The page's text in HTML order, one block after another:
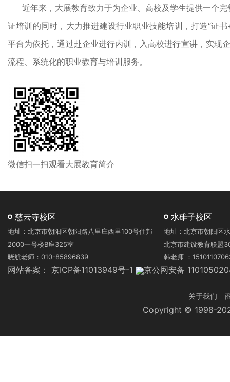
近年来，大展教育致力于为企业、高校及学生提供一个
证培训的同时，大力推进建设行业职业技能培训，打造“证
平台为依托，通过赴企业进行内训，入高校进行宣讲，实现
流程、系统化的职业教育与培训服务。
微信扫一扫观看大展教育简介
慈云寺校区
地址：北京市朝阳区朝阳路八里庄西里100号住邦
2000一号楼B座325室
晓航老师：010-85896839
水碓子校区
地址：北京市朝阳区
北京市建设教育联盟
韩老师 ：
网站备案： 京ICP备11013949号-1 京公网安备
关于我们
Copyright © 1998-